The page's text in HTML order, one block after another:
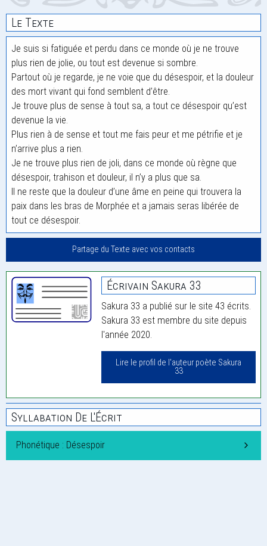
Le Texte
Je suis si fatiguée et perdu dans ce monde où je ne trouve
plus rien de jolie, ou tout est devenue si sombre.
Partout où je regarde, je ne voie que du désespoir, et la douleur
des mort vivant qui fond semblent d’être.
Je trouve plus de sense à tout sa, a tout ce désespoir qu’est
devenue la vie.
Plus rien à de sense et tout me fais peur et me pétrifie et je
n’arrive plus a rien.
Je ne trouve plus rien de joli, dans ce monde où règne que
désespoir, trahison et douleur, il n’y a plus que sa.
Il ne reste que la douleur d’une âme en peine qui trouvera la
paix dans les bras de Morphée et a jamais seras libérée de
tout ce désespoir.
Partage du Texte avec vos contacts
Écrivain Sakura 33
Sakura 33 a publié sur le site 43 écrits.
Sakura 33 est membre du site depuis
l'année 2020.
Lire le profil de l'auteur poète Sakura
33
Syllabation De L'Écrit
Phonétique : Désespoir